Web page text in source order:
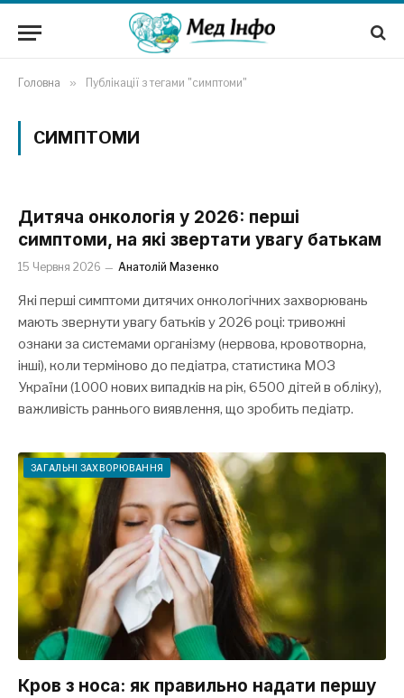
Головна » Публікації з тегами "симптоми"
СИМПТОМИ
Дитяча онкологія у 2026: перші
симптоми, на які звертати увагу батькам
15 Червня 2026 Анатолій Мазенко
Які перші симптоми дитячих онкологічних захворювань
мають звернути увагу батьків у 2026 році: тривожні
ознаки за системами організму (нервова, кровотворна,
інші), коли терміново до педіатра, статистика МОЗ
України (1000 нових випадків на рік, 6500 дітей в обліку),
важливість раннього виявлення, що зробить педіатр.
ЗАГАЛЬНІ ЗАХВОРЮВАННЯ
Кров з носа: як правильно надати першу